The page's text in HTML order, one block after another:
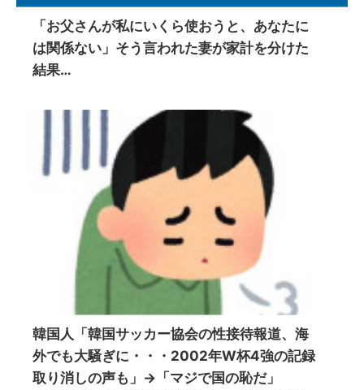
「お父さんが私にいくら使おうと、あなたに
は関係ない」そう言われた妻が家計を分けた
結果…
韓国人「韓国サッカー協会の性接待報道、海
外でも大騒ぎに・・・2002年W杯4強の記録
取り消しの声も」→「マジで国の恥だ」